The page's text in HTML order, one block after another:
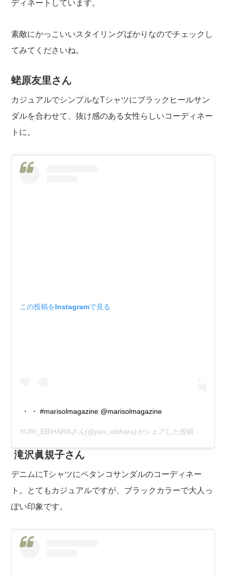
ディネートしています。
素敵にかっこいいスタイリングばかりなのでチェックし
てみてくださいね。
蛯原友里さん
カジュアルでシンプルなTシャツにブラックヒールサン
ダルを合わせて、抜け感のある女性らしいコーディネー
トに。
この投稿をInstagramで見る
・ ・ #marisolmagazine @marisolmagazine
YURI_EBIHARAさん(@yuri_ebihara)がシェアした投稿 –
滝沢眞規子さん
デニムにTシャツにペタンコサンダルのコーディネー
ト。とてもカジュアルですが、ブラックカラーで大人っ
ぽい印象です。